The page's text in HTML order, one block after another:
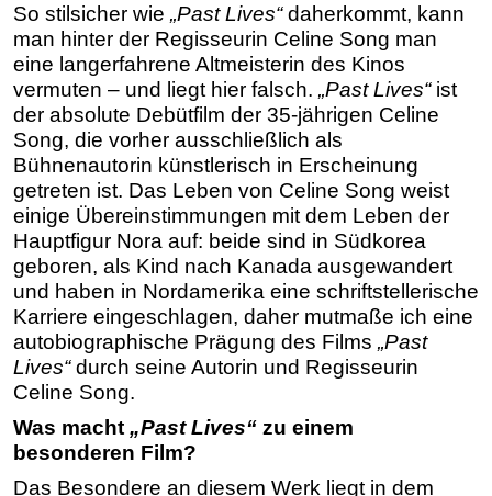
So stilsicher wie „Past Lives“daherkommt, kann
man hinter der Regisseurin Celine Song man
eine langerfahrene Altmeisterin des Kinos
vermuten – und liegt hier falsch. „Past Lives“ist
der absolute Debütfilm der 35-jährigen Celine
Song, die vorher ausschließlich als
Bühnenautorin künstlerisch in Erscheinung
getreten ist. Das Leben von Celine Song weist
einige Übereinstimmungen mit dem Leben der
Hauptfigur Nora auf: beide sind in Südkorea
geboren, als Kind nach Kanada ausgewandert
und haben in Nordamerika eine schriftstellerische
Karriere eingeschlagen, daher mutmaße ich eine
autobiographische Prägung des Films „Past
Lives“durch seine Autorin und Regisseurin
Celine Song.
Was macht „Past Lives“ zu einem
besonderen Film?
Das Besondere an diesem Werk liegt in dem